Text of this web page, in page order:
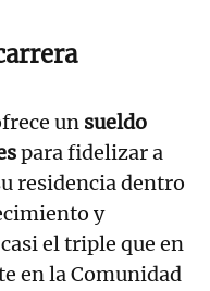
un sueldo
para fidelizar a
residencia dentro
y
el triple que en
en la Comunidad